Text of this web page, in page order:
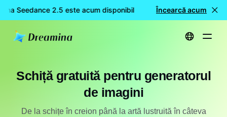
Seedance 2.5 este acum disponibil 🎉 Model nou LIVE:
Încearcă acum
Acasă Creează Schiță gratuită pentru generatorul de imagini
Schiță gratuită pentru generatorul
de imagini
De la schițe în creion până la artă lustruită în câteva